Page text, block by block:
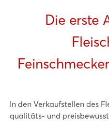
Die erste
In den Verkaufstellen des
qualitäts- und